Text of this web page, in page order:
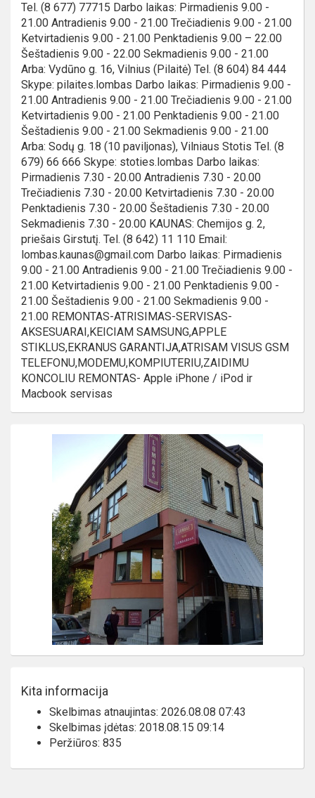
Tel. (8 677) 77715 Darbo laikas: Pirmadienis 9.00 -
21.00 Antradienis 9.00 - 21.00 Trečiadienis 9.00 - 21.00
Ketvirtadienis 9.00 - 21.00 Penktadienis 9.00 – 22.00
Šeštadienis 9.00 - 22.00 Sekmadienis 9.00 - 21.00
Arba: Vydūno g. 16, Vilnius (Pilaitė) Tel. (8 604) 84 444
Skype: pilaites.lombas Darbo laikas: Pirmadienis 9.00 -
21.00 Antradienis 9.00 - 21.00 Trečiadienis 9.00 - 21.00
Ketvirtadienis 9.00 - 21.00 Penktadienis 9.00 - 21.00
Šeštadienis 9.00 - 21.00 Sekmadienis 9.00 - 21.00
Arba: Sodų g. 18 (10 paviljonas), Vilniaus Stotis Tel. (8
679) 66 666 Skype: stoties.lombas Darbo laikas:
Pirmadienis 7.30 - 20.00 Antradienis 7.30 - 20.00
Trečiadienis 7.30 - 20.00 Ketvirtadienis 7.30 - 20.00
Penktadienis 7.30 - 20.00 Šeštadienis 7.30 - 20.00
Sekmadienis 7.30 - 20.00 KAUNAS: Chemijos g. 2,
priešais Girstutį. Tel. (8 642) 11 110 Email:
lombas.kaunas@gmail.com Darbo laikas: Pirmadienis
9.00 - 21.00 Antradienis 9.00 - 21.00 Trečiadienis 9.00 -
21.00 Ketvirtadienis 9.00 - 21.00 Penktadienis 9.00 -
21.00 Šeštadienis 9.00 - 21.00 Sekmadienis 9.00 -
21.00 REMONTAS-ATRISIMAS-SERVISAS-
AKSESUARAI,KEICIAM SAMSUNG,APPLE
STIKLUS,EKRANUS GARANTIJA,ATRISAM VISUS GSM
TELEFONU,MODEMU,KOMPIUTERIU,ZAIDIMU
KONCOLIU REMONTAS- Apple iPhone / iPod ir
Macbook servisas
Kita informacija
Skelbimas atnaujintas: 2026.08.08 07:43
Skelbimas įdėtas: 2018.08.15 09:14
Peržiūros: 835